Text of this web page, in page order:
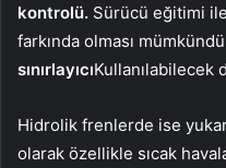
kontrolü. Sürücü eğitimi ile
farkında olması
sınırlayıcıKullanılabilecek
Hidrolik frenlerde ise
olarak özellikle sıcak